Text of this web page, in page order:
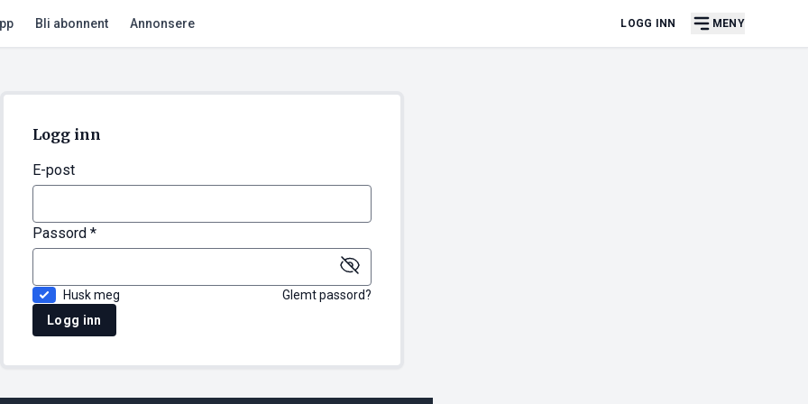
Bli abonnent Annonsere LOGG INN MENY
Logg inn
E-post
Passord *
Husk meg
Glemt passord?
Logg inn